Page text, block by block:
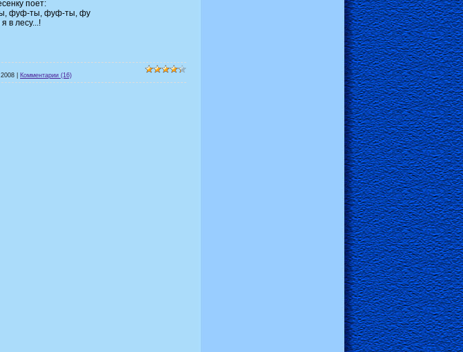
поет:
фуф-ты, фуф-ты, фу
в лесу...!
Комментарии (16)